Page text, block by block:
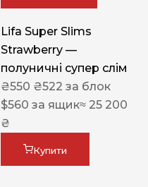
Lifa Super Slims
Strawberry —
полуничні супер слім
₴550 ₴522 за блок
$560 за ящик≈ 25 200
₴
Купити